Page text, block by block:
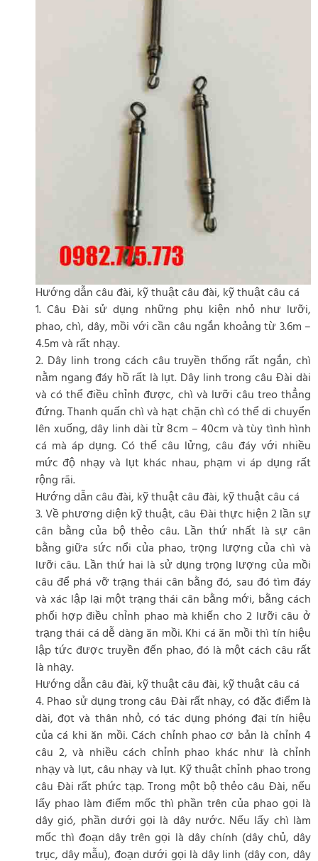
Hướng dẫn câu đài, kỹ thuật câu đài, kỹ thuật câu cá
1. Câu Đài sử dụng những phụ kiện nhỏ như lưỡi,
phao, chì, dây, mồi với cần câu ngắn khoảng từ 3.6m –
4.5m và rất nhạy.
2. Dây linh trong cách câu truyền thống rất ngắn, chì
nằm ngang đáy hồ rất là lụt. Dây linh trong câu Đài dài
và có thể điều chỉnh được, chì và lưỡi câu treo thẳng
đứng. Thanh quấn chì và hạt chặn chì có thể di chuyển
lên xuống, dây linh dài từ 8cm – 40cm và tùy tình hình
cá mà áp dụng. Có thể câu lửng, câu đáy với nhiều
mức độ nhạy và lụt khác nhau, phạm vi áp dụng rất
rộng rãi.
Hướng dẫn câu đài, kỹ thuật câu đài, kỹ thuật câu cá
3. Về phương diện kỹ thuật, câu Đài thực hiện 2 lần sự
cân bằng của bộ thẻo câu. Lần thứ nhất là sự cân
bằng giữa sức nổi của phao, trọng lượng của chì và
lưỡi câu. Lần thứ hai là sử dụng trọng lượng của mồi
câu để phá vỡ trạng thái cân bằng đó, sau đó tìm đáy
và xác lập lại một trạng thái cân bằng mới, bằng cách
phối hợp điều chỉnh phao mà khiến cho 2 lưỡi câu ở
trạng thái cá dễ dàng ăn mồi. Khi cá ăn mồi thì tín hiệu
lập tức được truyền đến phao, đó là một cách câu rất
là nhạy.
Hướng dẫn câu đài, kỹ thuật câu đài, kỹ thuật câu cá
4. Phao sử dụng trong câu Đài rất nhạy, có đặc điểm là
dài, đọt và thân nhỏ, có tác dụng phóng đại tín hiệu
của cá khi ăn mồi. Cách chỉnh phao cơ bản là chỉnh 4
câu 2, và nhiều cách chỉnh phao khác như là chỉnh
nhạy và lụt, câu nhạy và lụt. Kỹ thuật chỉnh phao trong
câu Đài rất phức tạp. Trong một bộ thẻo câu Đài, nếu
lấy phao làm điểm mốc thì phần trên của phao gọi là
dây gió, phần dưới gọi là dây nước. Nếu lấy chì làm
mốc thì đoạn dây trên gọi là dây chính (dây chủ, dây
trục, dây mẫu), đoạn dưới gọi là dây linh (dây con, dây